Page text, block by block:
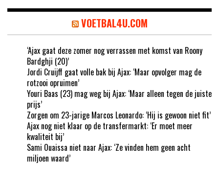
VOETBAL4U.COM
‘Ajax gaat deze zomer nog verrassen met komst van Roony
Bardghji (20)’
Jordi Cruijff gaat volle bak bij Ajax: ‘Maar opvolger mag de
rotzooi opruimen’
Youri Baas (23) mag weg bij Ajax: ‘Maar alleen tegen de juiste
prijs’
Zorgen om 23-jarige Marcos Leonardo: ‘Hij is gewoon niet fit’
Ajax nog niet klaar op de transfermarkt: ‘Er moet meer
kwaliteit bij’
Sami Ouaissa niet naar Ajax: ‘Ze vinden hem geen acht
miljoen waard’